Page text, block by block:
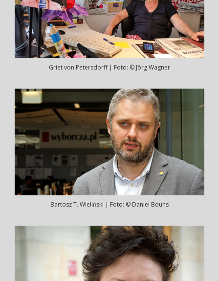
Griet von Petersdorff | Foto: © Jörg Wagner
Bartosz T. Wieliński | Foto: © Daniel Bouhs